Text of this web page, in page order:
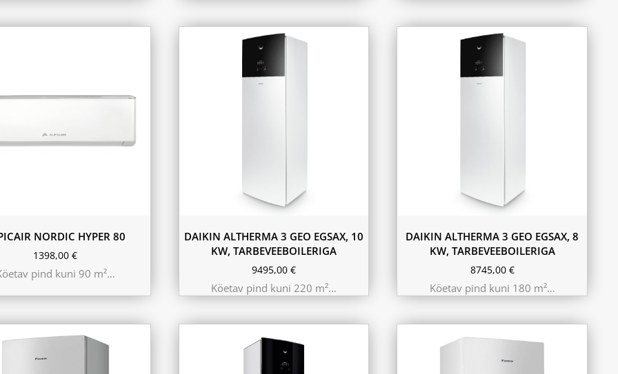
NORDIC HYPER 80
1398,00€
pind kuni 90 m²…
DAIKIN ALTHERMA 3 GEO EGSAX, 10
KW, TARBEVEEBOILERIGA
9495,00 €
Köetav pind kuni 220 m²…
DAIKIN ALTHERMA 3 GEO EGSAX, 8
KW, TARBEVEEBOILERIGA
8745,00 €
Köetav pind kuni 180 m²…